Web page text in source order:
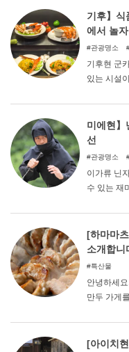
아사마 신
야마 신사
기후】식
에서 놀
관광명소
기후현 군
있는 시설
을 오픈한
인 산푸루
미에현】
선
관광명소
이가류 닌
수 있는 재
부터 어른
니다.
[하마마
소개합
특산물
안녕하세
만두 가게
역은 만두
즐겨보세요.
[아이치